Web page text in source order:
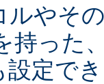
ルやそ
持った
定で